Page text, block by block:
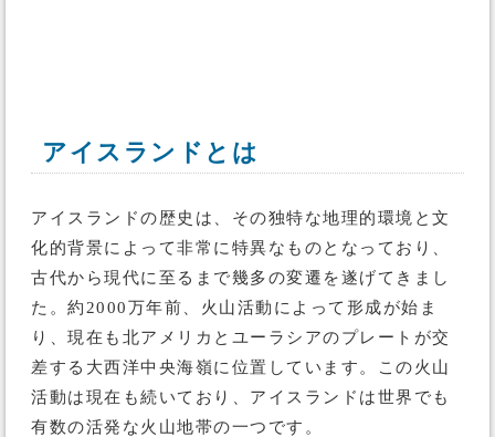
アイスランドとは
アイスランドの歴史は、その独特な地理的環境と文
化的背景によって非常に特異なものとなっており、
古代から現代に至るまで幾多の変遷を遂げてきまし
た。約2000万年前、火山活動によって形成が始ま
り、現在も北アメリカとユーラシアのプレートが交
差する大西洋中央海嶺に位置しています。この火山
活動は現在も続いており、アイスランドは世界でも
有数の活発な火山地帯の一つです。